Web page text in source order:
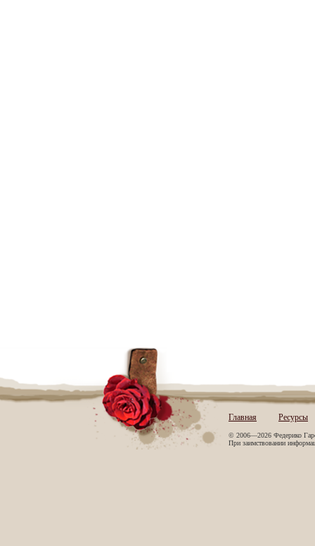
Главная Ресурсы
© 2006—2026 Федерико
При заимствовании